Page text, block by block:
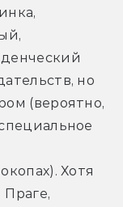
но
(вероятно,
Хотя